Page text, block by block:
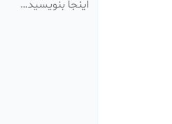
بنویسید…